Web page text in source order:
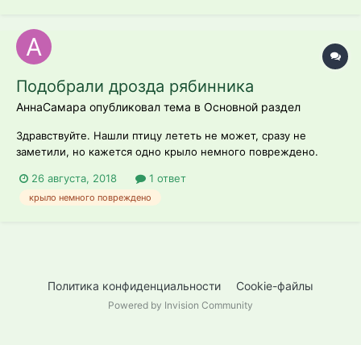
Подобрали дрозда рябинника
АннаСамара опубликовал тема в Основной раздел
Здравствуйте. Нашли птицу лететь не может, сразу не
заметили, но кажется одно крыло немного повреждено.
довольно далеко. Разместили его в коробке, она ему мала,
есть возможность на день выпускать в шатер, но переживаю
26 августа, 2018 1 ответ
крыло немного повреждено
Политика конфиденциальности Cookie-файлы
Powered by Invision Community